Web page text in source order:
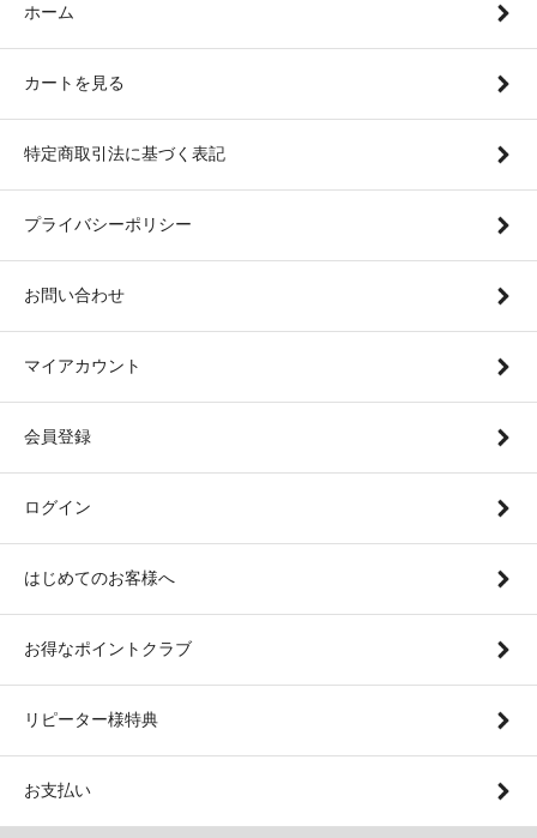
ホーム
カートを見る
特定商取引法に基づく表記
プライバシーポリシー
お問い合わせ
マイアカウント
会員登録
ログイン
はじめてのお客様へ
お得なポイントクラブ
リピーター様特典
お支払い